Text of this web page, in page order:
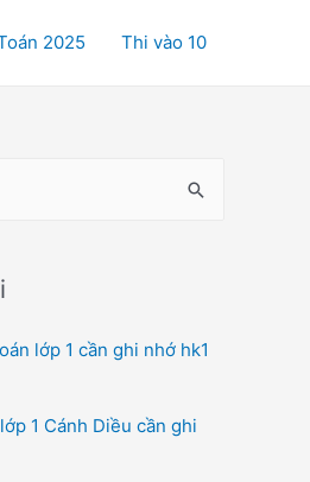
2025 Thi vào 10
lớp 1 cần ghi nhớ hk1
1 Cánh Diều cần ghi